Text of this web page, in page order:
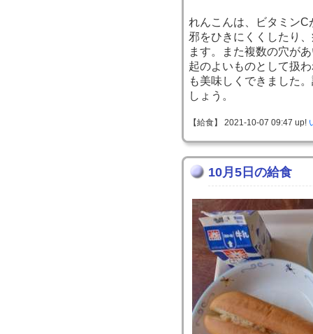
れんこんは、ビタミン
邪をひきにくくしたり
ます。また複数の穴が
起のよいものとして扱
も美味しくできました
しょう。
【給食】 2021-10-07 09:47 up!
10月5日の給食